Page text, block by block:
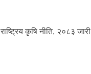
राष्ट्रिय कृषि नीति, २०८३ जारी